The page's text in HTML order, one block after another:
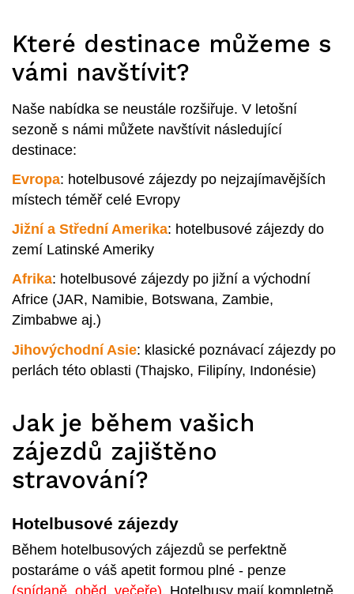
Které destinace můžeme s
vámi navštívit?
Naše nabídka se neustále rozšiřuje. V letošní
sezoně s námi můžete navštívit následující
destinace:
Evropa: hotelbusové zájezdy po nejzajímavějších
místech téměř celé Evropy
Jižní a Střední Amerika: hotelbusové zájezdy do
zemí Latinské Ameriky
Afrika: hotelbusové zájezdy po jižní a východní
Africe (JAR, Namibie, Botswana, Zambie,
Zimbabwe aj.)
Jihovýchodní Asie: klasické poznávací zájezdy po
perlách této oblasti (Thajsko, Filipíny, Indonésie)
Jak je během vašich
zájezdů zajištěno
stravování?
Hotelbusové zájezdy
Během hotelbusových zájezdů se perfektně
postaráme o váš apetit formou plné - penze
(snídaně, oběd, večeře). Hotelbusy mají kompletně